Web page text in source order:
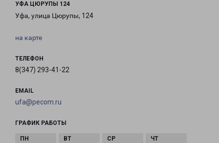
УФА ЦЮРУПЫ 124
Уфа, улица Цюрупы, 124
на карте
ТЕЛЕФОН
8(347) 293-41-22
EMAIL
ufa@pecom.ru
ГРАФИК РАБОТЫ